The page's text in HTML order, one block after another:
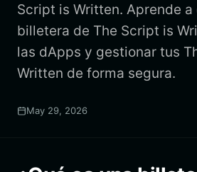
Script is Written. Aprende a
billetera de The Script is
las dApps y gestionar tus
Written de forma segura.
May 29, 2026